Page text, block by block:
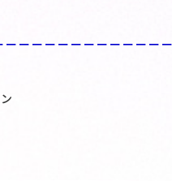
－－－－－－－－－－－